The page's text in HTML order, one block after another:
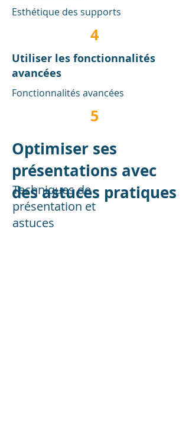
Esthétique des supports
4
Utiliser les fonctionnalités
avancées
Fonctionnalités avancées
5
Optimiser ses
présentations avec
des astuces pratiques
Techniques de
présentation et
astuces